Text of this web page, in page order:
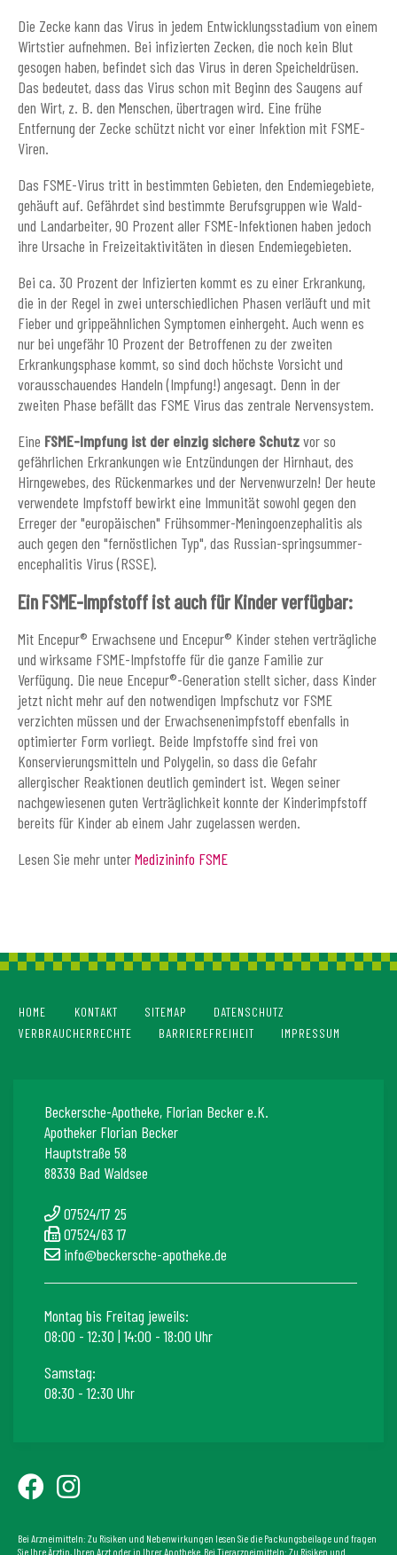
Die Zecke kann das Virus in jedem Entwicklungsstadium von einem
Wirtstier aufnehmen. Bei infizierten Zecken, die noch kein Blut
gesogen haben, befindet sich das Virus in deren Speicheldrüsen.
Das bedeutet, dass das Virus schon mit Beginn des Saugens auf
den Wirt, z. B. den Menschen, übertragen wird. Eine frühe
Entfernung der Zecke schützt nicht vor einer Infektion mit FSME-
Viren.
Das FSME-Virus tritt in bestimmten Gebieten, den Endemiegebiete,
gehäuft auf. Gefährdet sind bestimmte Berufsgruppen wie Wald-
und Landarbeiter, 90 Prozent aller FSME-Infektionen haben jedoch
ihre Ursache in Freizeitaktivitäten in diesen Endemiegebieten.
Bei ca. 30 Prozent der Infizierten kommt es zu einer Erkrankung,
die in der Regel in zwei unterschiedlichen Phasen verläuft und mit
Fieber und grippeähnlichen Symptomen einhergeht. Auch wenn es
nur bei ungefähr 10 Prozent der Betroffenen zu der zweiten
Erkrankungsphase kommt, so sind doch höchste Vorsicht und
vorausschauendes Handeln (Impfung!) angesagt. Denn in der
zweiten Phase befällt das FSME Virus das zentrale Nervensystem.
Eine FSME-Impfung ist der einzig sichere Schutzvor so
gefährlichen Erkrankungen wie Entzündungen der Hirnhaut, des
Hirngewebes, des Rückenmarkes und der Nervenwurzeln! Der heute
verwendete Impfstoff bewirkt eine Immunität sowohl gegen den
Erreger der "europäischen" Frühsommer-Meningoenzephalitis als
auch gegen den "fernöstlichen Typ", das Russian-springsummer-
encephalitis Virus (RSSE).
Ein FSME-Impfstoff ist auch für Kinder verfügbar:
Mit Encepur® Erwachsene und Encepur® Kinder stehen verträgliche
und wirksame FSME-Impfstoffe für die ganze Familie zur
Verfügung. Die neue Encepur®-Generation stellt sicher, dass Kinder
jetzt nicht mehr auf den notwendigen Impfschutz vor FSME
verzichten müssen und der Erwachsenenimpfstoff ebenfalls in
optimierter Form vorliegt. Beide Impfstoffe sind frei von
Konservierungsmitteln und Polygelin, so dass die Gefahr
allergischer Reaktionen deutlich gemindert ist. Wegen seiner
nachgewiesenen guten Verträglichkeit konnte der Kinderimpfstoff
bereits für Kinder ab einem Jahr zugelassen werden.
Lesen Sie mehr unterMedizininfo FSME
HOME KONTAKT SITEMAP
DATENSCHUTZ
VERBRAUCHERRECHTE
BARRIEREFREIHEIT IMPRESSUM
Beckersche-Apotheke, Florian Becker e.K.
Apotheker Florian Becker
Hauptstraße 58
88339 Bad Waldsee
07524/17 25
07524/63 17
info@beckersche-apotheke.de
Montag bis Freitag jeweils:
08:00 - 12:30 | 14:00 - 18:00 Uhr
Samstag:
08:30 - 12:30 Uhr
Bei Arzneimitteln: Zu Risiken und Nebenwirkungen lesen Sie die Packungsbeilage und fragen
Sie Ihre Ärztin, Ihren Arzt oder in Ihrer Apotheke. Bei Tierarzneimitteln: Zu Risiken und